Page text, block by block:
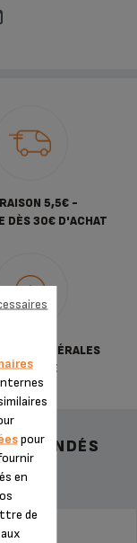
5,5€ -
DÈS 30€ D'ACHAT
GÉNÉRALES
DE VENTE
pour
en
de